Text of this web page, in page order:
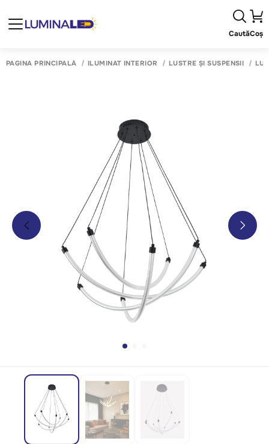
CautăCoș
PAGINA PRINCIPALĂ ILUMINAT INTERIOR LUSTRE ȘI SUSPENSII